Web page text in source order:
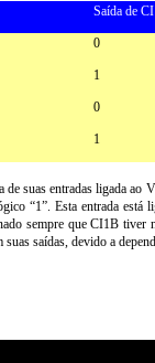
Saída de
0
1
0
1
suas entradas ligada ao
“1”. Esta entrada
sempre que CI1B
saídas, devido a